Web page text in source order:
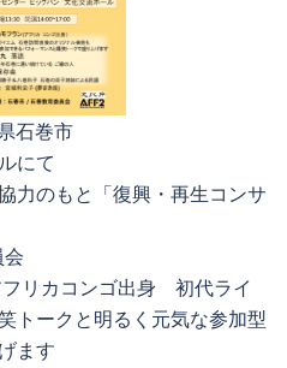
石巻市
にて
力のもと「復興・再生コンサ
リカコンゴ出身 初代ライ
トークと明るく元気な参加型
ます